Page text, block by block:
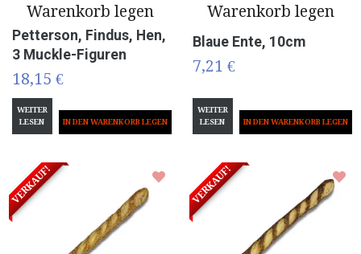
Warenkorb legen
Petterson, Findus, Hen,
3 Muckle-Figuren
18,15 €
WEITER
LESEN
Warenkorb legen
Blaue Ente, 10cm
7,21 €
WEITER
LESEN
VERKAUF! VERKAUF!